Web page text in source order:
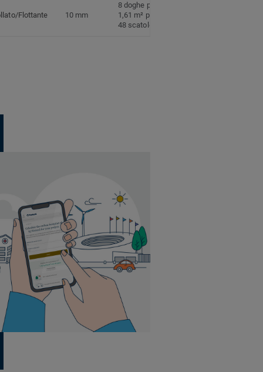
Flottante 10 mm
8 doghe per scatola
1,61 m² per scatola
48 scatole per pallet